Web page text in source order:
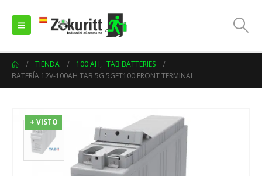
TIENDA 100 AH, TAB BATTERIES
BATERÍA 12V-100AH TAB 5G 5GFT100 FRONT TERMINAL
+ VISTO